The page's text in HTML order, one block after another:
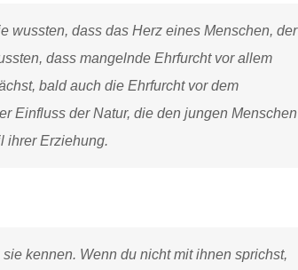
wussten, dass das Herz eines Menschen, der
dass mangelnde Ehrfurcht vor allem
bald auch die Ehrfurcht vor dem
Einfluss der Natur, die den jungen Menschen
ihrer Erziehung.
kennen. Wenn du nicht mit ihnen sprichst,